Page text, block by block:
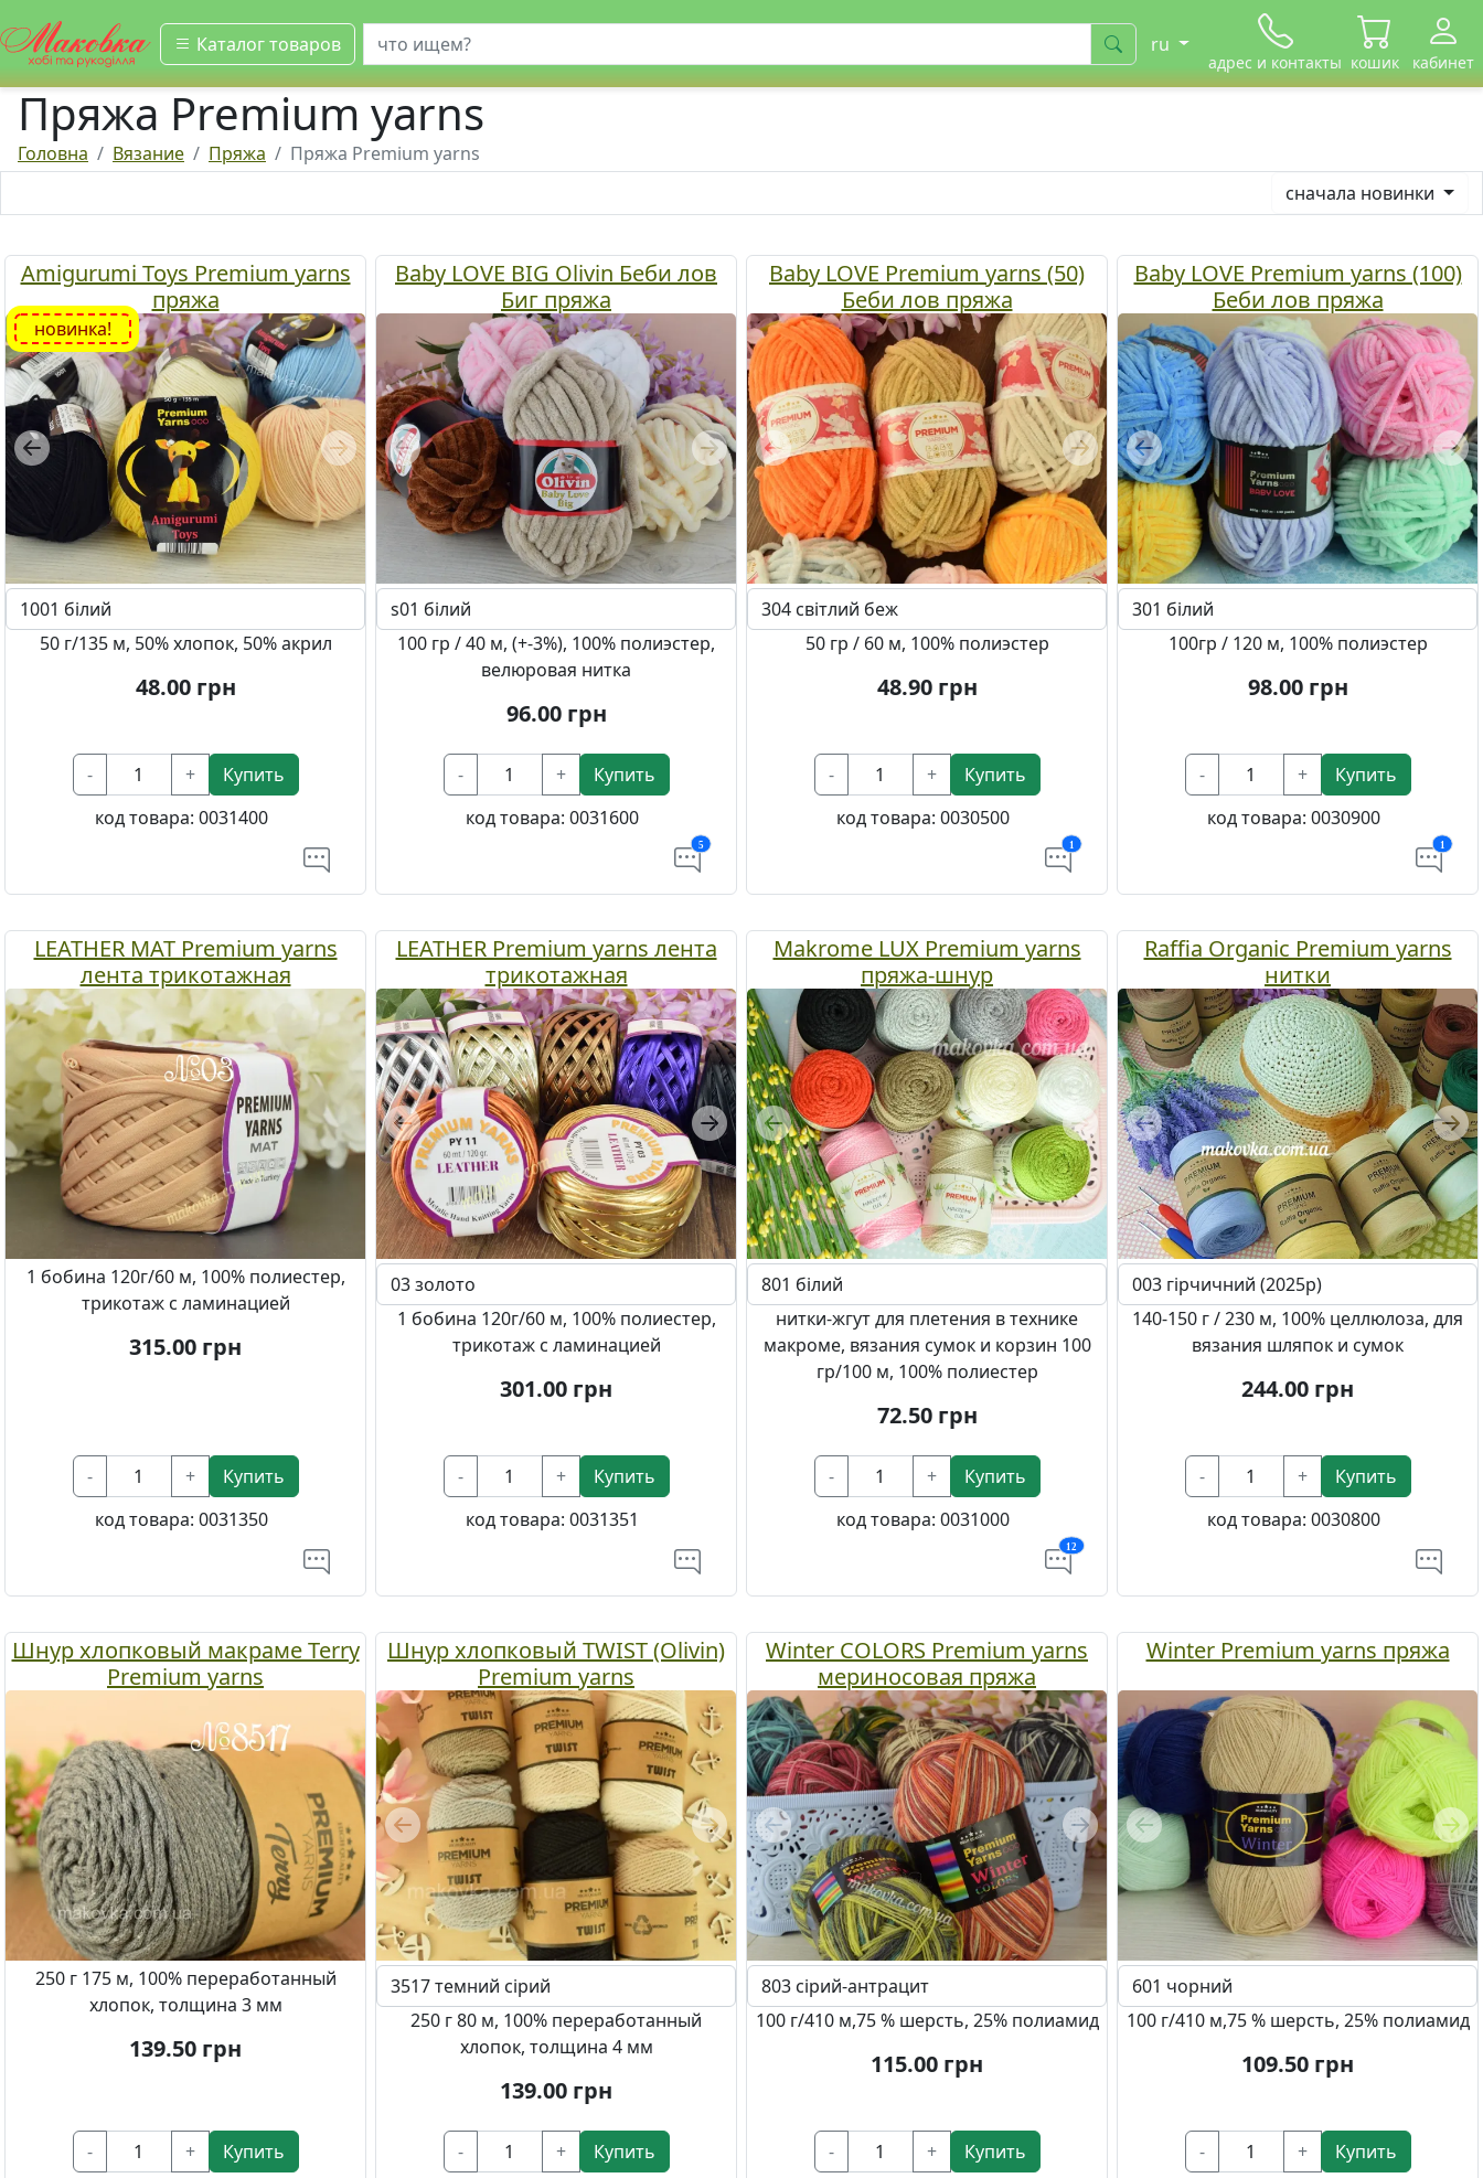
Каталог товаров
искать ru
адрес и контакты кошик кабинет
Пряжа Premium yarns
Головна Вязание Пряжа
Пряжа Premium yarns
сначала новинки
Amigurumi Toys Premium yarns
пряжа
новинка!
Previous Next
50 г/135 м, 50% хлопок, 50% акрил
48.00грн
- +
Купить
код товара: 0031400
Baby LOVE BIG Olivin Беби лов
Биг пряжа
Previous Next
100 гр / 40 м, (+-3%), 100% полиэстер,
велюровая нитка
96.00грн
- +
Купить
код товара: 0031600
5
Baby LOVE Premium yarns (50)
Беби лов пряжа
Previous Next
50 гр / 60 м, 100% полиэстер
48.90грн
- +
Купить
код товара: 0030500
1
Baby LOVE Premium yarns (100)
Беби лов пряжа
Previous
100гр / 120 м, 100% полиэстер
98.00грн
- +
Купить
код товара: 0030900
1
LEATHER MAT Premium yarns
лента трикотажная
1 бобина 120г/60 м, 100% полиестер,
трикотаж с ламинацией
315.00 грн
- +
Купить
код товара: 0031350
LEATHER Premium yarns лента
трикотажная
Previous Next
1 бобина 120г/60 м, 100% полиестер,
трикотаж с ламинацией
301.00 грн
- +
Купить
код товара: 0031351
Makrome LUX Premium yarns
пряжа-шнур
Previous Next
нитки-жгут для плетения в технике
макроме, вязания сумок и корзин 100
гр/100 м, 100% полиестер
72.50грн
- +
Купить
код товара: 0031000
12
Raffia Organic Premium yarns
нитки
Previous
140-150 г / 230 м, 100% целлюлоза, для
вязания шляпок и сумок
244.00 грн
- +
Купить
код товара: 0030800
Шнур хлопковый макраме Terry
Premium yarns
250 г 175 м, 100% переработанный
хлопок, толщина 3 мм
139.50 грн
- +
Купить
Шнур хлопковый TWIST (Olivin)
Premium yarns
Previous Next
250 г 80 м, 100% переработанный
хлопок, толщина 4 мм
139.00 грн
- +
Купить
Winter COLORS Premium yarns
мериносовая пряжа
Previous Next
100 г/410 м,75 % шерсть, 25% полиамид
115.00 грн
- +
Купить
Winter Premium yarns пряжа
Previous
100 г/410 м,75 % шерсть, 25% полиамид
109.50 грн
- +
Купить